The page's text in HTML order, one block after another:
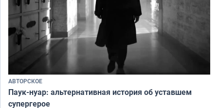
АВТОРСКОЕ
Паук-нуар: альтернативная история об уставшем
супергерое